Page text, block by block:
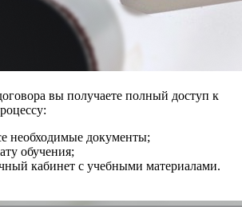
вы получаете полный доступ к
необходимые документы;
обучения;
кабинет с учебными материалами.